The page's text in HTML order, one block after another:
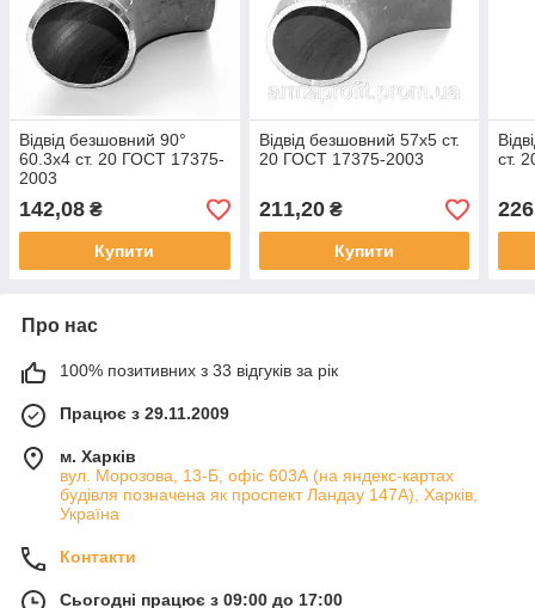
Відвід безшовний 90°
60.3х4 ст. 20 ГОСТ 17375-
2003
142,08 ₴
Купити
Відвід безшовний 57х5 ст.
20 ГОСТ 17375-2003
211,20₴
Купити
ст.
Про нас
100% позитивних з 33 відгуків за рік
Працює з 29.11.2009
м. Харків
вул. Морозова, 13-Б, офіс 603А (на яндекс-картах
будівля позначена як проспект Ландау 147А), Харків,
Україна
Контакти
Сьогодні працює з 09:00 до 17:00